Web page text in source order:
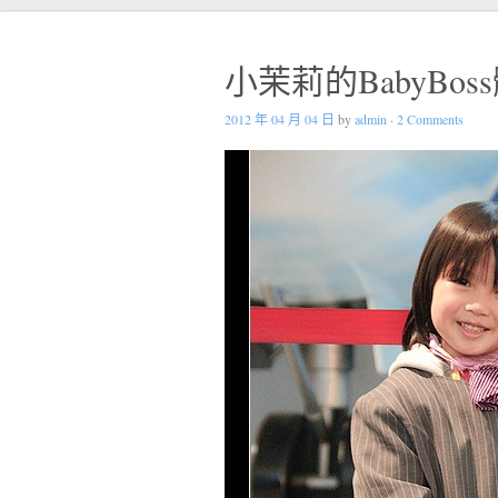
小茉莉的
2012 年 04 月 04 日 byadmin · 2 Comments